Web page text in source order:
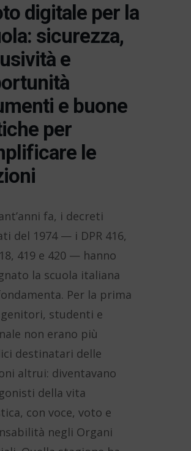
digitale per la
sicurezza,
e
e buone
per
le
fa, i decreti
del 1974 — i DPR 416,
419 e 420 — hanno
la scuola italiana
Per la prima
studenti e
non erano più
destinatari delle
altrui: diventavano
della vita
con voce, voto e
negli Organi